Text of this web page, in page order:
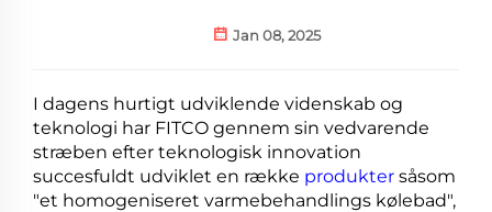
Jan 08, 2025
I dagens hurtigt udviklende videnskab og
teknologi har FITCO gennem sin vedvarende
stræben efter teknologisk innovation
succesfuldt udviklet en række produkter såsom
"et homogeniseret varmebehandlings kølebad",